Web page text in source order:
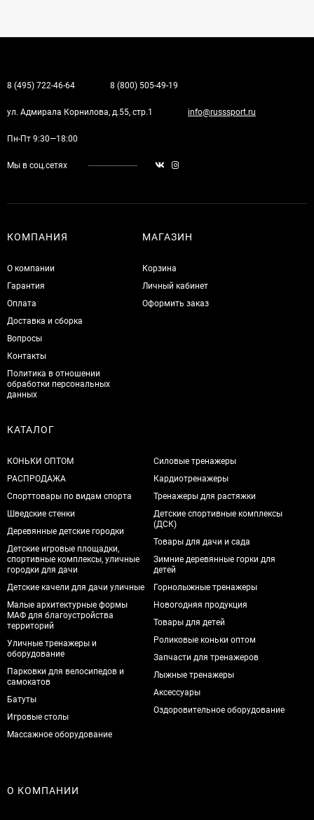
8 (495) 722-46-64 8 (800) 505-49-19
ул. Адмирала Корнилова, д.55, стр.1 info@russsport.ru
Пн-Пт 9:30—18:00
Мы в соц.сетях
КОМПАНИЯ
О компании
Гарантия
Оплата
Доставка и сборка
Вопросы
Контакты
Политика в отношении
обработки персональных
данных
МАГАЗИН
Корзина
Личный кабинет
Оформить заказ
КАТАЛОГ
КОНЬКИ ОПТОМ
РАСПРОДАЖА
Спорттовары по видам спорта
Шведские стенки
Деревянные детские городки
Детские игровые площадки,
спортивные комплексы, уличные
городки для дачи
Детские качели для дачи уличные
Малые архитектурные формы
МАФ для благоустройства
территорий
Уличные тренажеры и
оборудование
Парковки для велосипедов и
самокатов
Батуты
Игровые столы
Массажное оборудование
Силовые тренажеры
Кардиотренажеры
Тренажеры для растяжки
Детские спортивные комплексы
(ДСК)
Товары для дачи и сада
Зимние деревянные горки для
детей
Горнолыжные тренажеры
Новогодняя продукция
Товары для детей
Роликовые коньки оптом
Запчасти для тренажеров
Лыжные тренажеры
Аксессуары
Оздоровительное оборудование
О КОМПАНИИ